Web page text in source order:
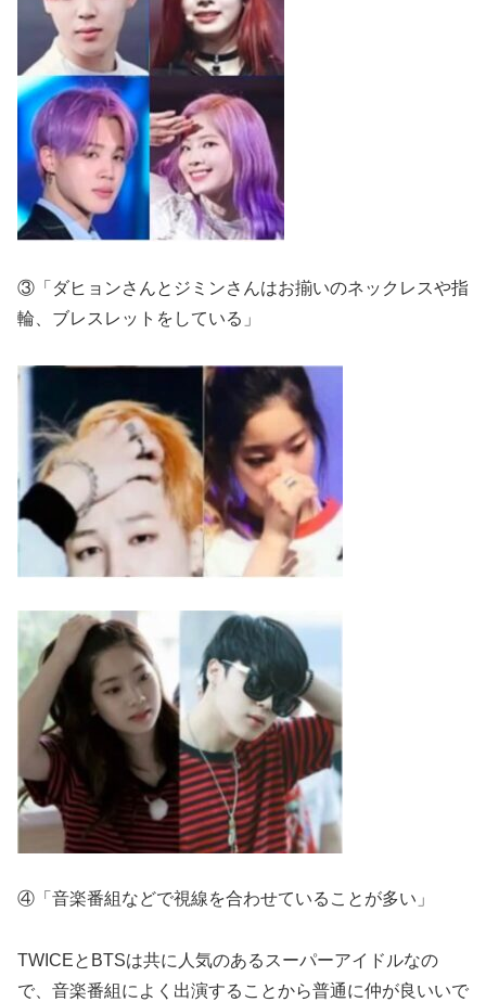
③「ダヒョンさんとジミンさんはお揃いのネックレスや指
輪、ブレスレットをしている」
④「音楽番組などで視線を合わせていることが多い」
TWICEとBTSは共に人気のあるスーパーアイドルなの
で、音楽番組によく出演することから普通に仲が良いいで